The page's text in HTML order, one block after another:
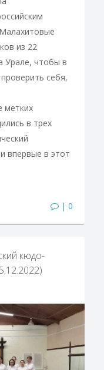
из 22
Урале, чтобы в
себя,
метких
в трех
впервые в этот
| 0
кюдо-